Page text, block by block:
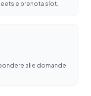
e prenota slot.
alle domande